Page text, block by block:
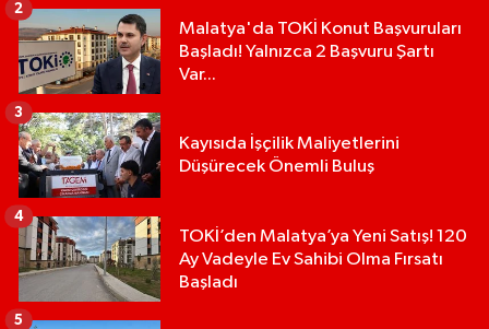
Malatya'da TOKİ Konut Başvuruları
Başladı! Yalnızca 2 Başvuru Şartı
Var...
2
Kayısıda İşçilik Maliyetlerini
Düşürecek Önemli Buluş
3
TOKİ’den Malatya’ya Yeni Satış! 120
Ay Vadeyle Ev Sahibi Olma Fırsatı
Başladı
4
5